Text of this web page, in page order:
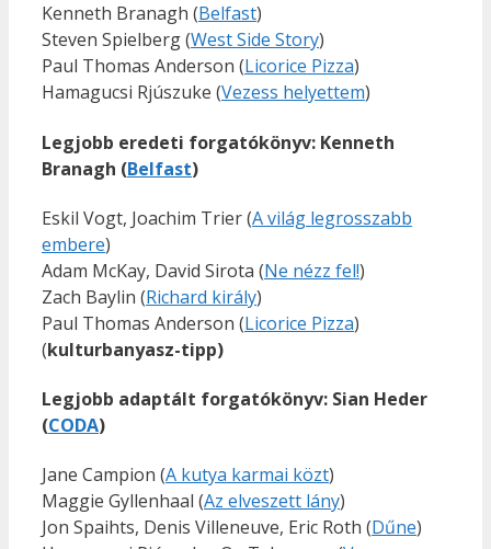
Kenneth Branagh (Belfast)
Steven Spielberg (West Side Story)
Paul Thomas Anderson (Licorice Pizza)
Hamagucsi Rjúszuke (Vezess helyettem)
Legjobb eredeti forgatókönyv: Kenneth
Branagh (Belfast)
Eskil Vogt, Joachim Trier (A világ legrosszabb
embere)
Adam McKay, David Sirota (Ne nézz fel!)
Zach Baylin (Richard király)
Paul Thomas Anderson (Licorice Pizza)
(kulturbanyasz-tipp)
Legjobb adaptált forgatókönyv: Sian Heder
(CODA)
Jane Campion (A kutya karmai közt)
Maggie Gyllenhaal (Az elveszett lány)
Jon Spaihts, Denis Villeneuve, Eric Roth (Dűne)